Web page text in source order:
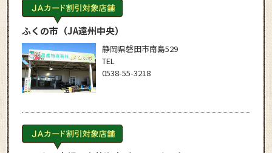
ふくの市 （JA遠州中央）
静岡県磐田市南島529
TEL
0538-55-3218